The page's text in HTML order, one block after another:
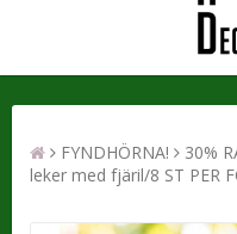
FYNDHÖRNA!
30%
leker med fjäril/8 ST PER